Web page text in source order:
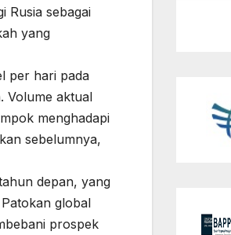
Rusia sebagai
yang
per hari pada
Volume aktual
menghadapi
sebelumnya,
depan, yang
global
prospek